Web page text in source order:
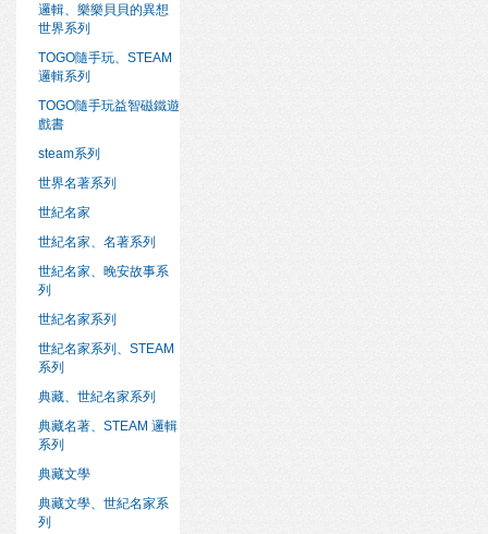
邏輯、樂樂貝貝的異想
世界系列
TOGO隨手玩、STEAM
邏輯系列
TOGO隨手玩益智磁鐵遊
戲書
steam系列
世界名著系列
世紀名家
世紀名家、名著系列
世紀名家、晚安故事系
列
世紀名家系列
世紀名家系列、STEAM
系列
典藏、世紀名家系列
典藏名著、STEAM 邏輯
系列
典藏文學
典藏文學、世紀名家系
列